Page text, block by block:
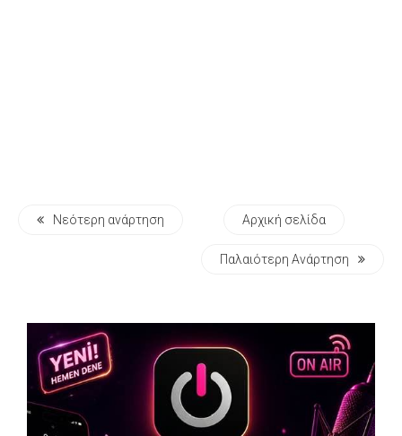
Νεότερη ανάρτηση Αρχική σελίδα
Παλαιότερη Ανάρτηση